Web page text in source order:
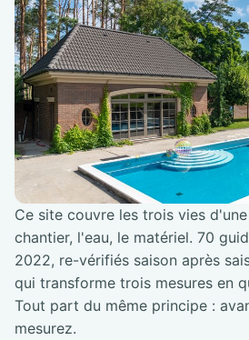
Ce site couvre les trois vies
chantier, l'eau, le matériel. 70
2022, re-vérifiés saison après
qui transforme trois mesures en
Tout part du même principe :
mesurez.